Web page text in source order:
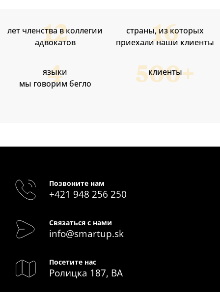
лет членства в коллегии
адвокатов
страны, из которых
приехали наши клиенты
языки
мы говорим бегло
клиенты
Позвоните нам
+421 948 256 250
Связаться с нами
info@smartup.sk
Посетите нас
Ролицка 187, BA